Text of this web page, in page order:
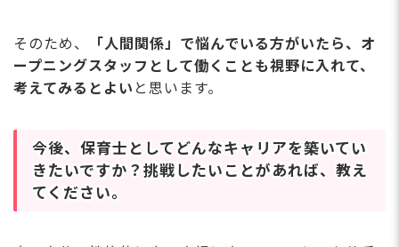
そのため、
「人間関係」で悩んでいる方がいたら、オ
ープニングスタッフとして働くことも視野に入れて、
考えてみるとよい と思います。
今後、保育士としてどんなキャリアを築いてい
きたいですか？挑戦したいことがあれば、教え
てください。